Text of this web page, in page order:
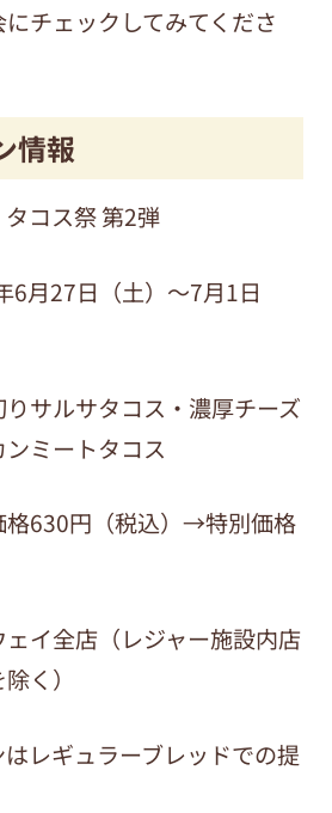
チェックしてみてくださ
情報
コス祭 第2弾
6月27日（土）～7月1日
サルサタコス・濃厚チーズ
ミートタコス
格630円（税込）→特別価格
イ全店（レジャー施設内店
く）
レギュラーブレッドでの提